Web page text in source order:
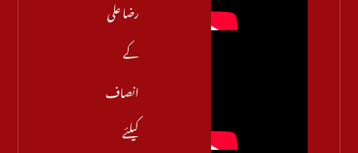
رضا علی
کے
انصاف
کیلئے